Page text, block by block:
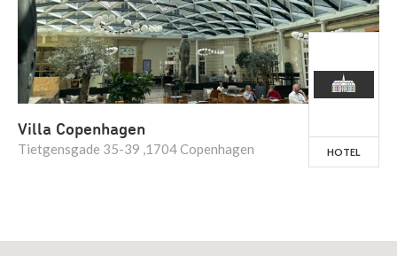
Villa Copenhagen
Tietgensgade 35-39 ,1704 Copenhagen HOTEL